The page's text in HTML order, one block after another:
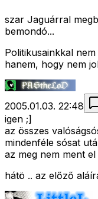
szar Jaguárral
bemondó...
Politikusainkkal
hanem, hogy nem
2005.01.03. 22:48
igen ;]
az összes
mindenféle sósat
az meg nem ment el
hátö .. az előző